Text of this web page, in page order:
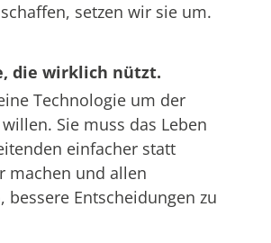
setzen wir sie um.
die wirklich nützt.
Technologie um der
Sie muss das Leben
einfacher statt
machen und allen
bessere Entscheidungen zu